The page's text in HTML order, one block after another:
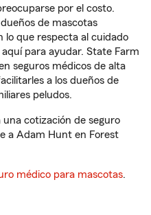
por el costo.
de mascotas
lo que respecta al cuidado
para ayudar. State Farm
seguros médicos de alta
a los dueños de
peludos.
cotización de seguro
a Adam Hunt en Forest
médico para mascotas.